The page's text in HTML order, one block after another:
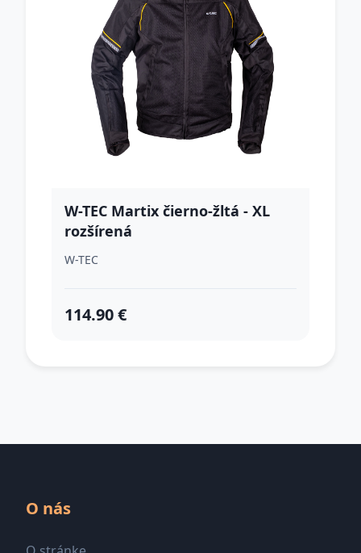
W-TEC Martix čierno-žltá - XL
rozšírená
W-TEC
114.90 €
O nás